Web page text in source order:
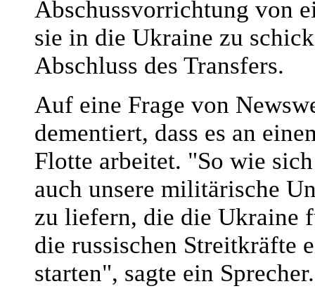
Abschussvorrichtung von
sie in die Ukraine zu
Abschluss des Transfers.
Auf eine Frage von
dementiert, dass es an
Flotte arbeitet. "So wie
auch unsere militärische
zu liefern, die die Ukraine
die russischen Streitkräfte
starten", sagte ein Sprecher.